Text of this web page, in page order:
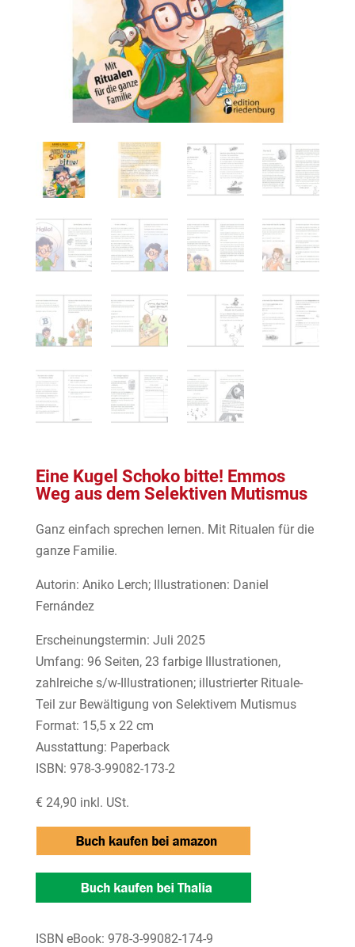
Eine Kugel Schoko bitte! Emmos
Weg aus dem Selektiven Mutismus
Ganz einfach sprechen lernen. Mit Ritualen für die
ganze Familie.
Autorin: Aniko Lerch; Illustrationen: Daniel
Fernández
Erscheinungstermin: Juli 2025
Umfang: 96 Seiten, 23 farbige Illustrationen,
zahlreiche s/w-Illustrationen; illustrierter Rituale-
Teil zur Bewältigung von Selektivem Mutismus
Format: 15,5 x 22 cm
Ausstattung: Paperback
ISBN: 978-3-99082-173-2
€ 24,90 inkl. USt.
ISBN eBook: 978-3-99082-174-9